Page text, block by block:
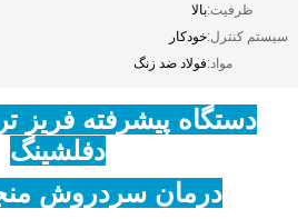
ظرفیت:بالا
سیستم کنترل:خودکار
مواد:فولاد ضد زنگ
دستگاه پیشرفته فریز
دفلشینگ
درمان سردروش